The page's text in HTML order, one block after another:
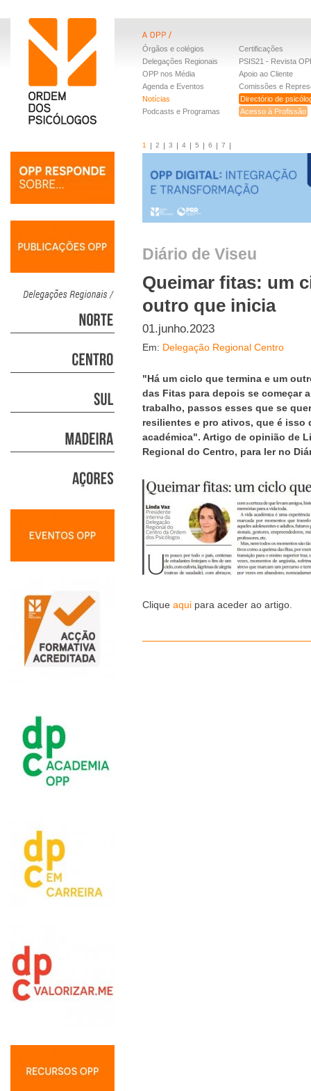
Órgãos e colégios
Delegações Regionais
OPP nos Média
Agenda e Eventos
Notícias
Podcasts e Programas
Certificações
PSIS21 - Revista
Apoio ao Cliente
Comissões e
Directório de
Acesso à Profissão
1 2 3 4 5 6 7
Diário de Viseu
Queimar fitas: um
outro que inicia
01.junho.2023
Em: Delegação Regional Centro
"Há um ciclo que termina e um
das Fitas para depois se começar
trabalho, passos esses que se
resilientes e pro ativos, que é isso
académica". Artigo de opinião de
Regional do Centro, para ler no
Clique aqui para aceder ao artigo.